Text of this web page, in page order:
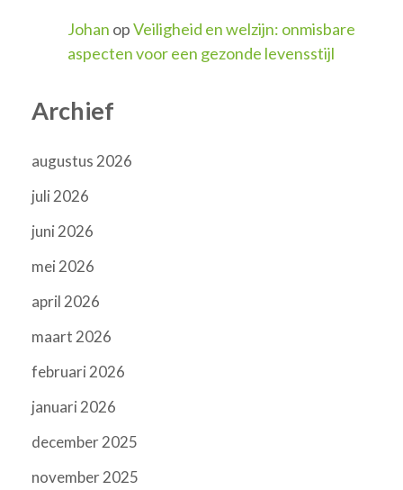
Johan opVeiligheid en welzijn: onmisbare
aspecten voor een gezonde levensstijl
Archief
augustus 2026
juli 2026
juni 2026
mei 2026
april 2026
maart 2026
februari 2026
januari 2026
december 2025
november 2025